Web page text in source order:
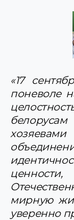
«17
поневоле
мирную
уверенно